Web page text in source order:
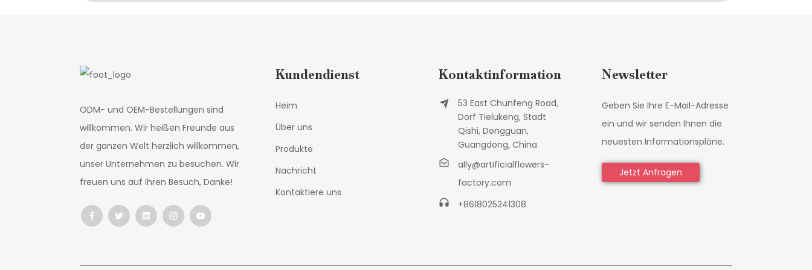
ODM- und OEM-Bestellungen sind
willkommen. Wir heißen Freunde aus
der ganzen Welt herzlich willkommen,
unser Unternehmen zu besuchen. Wir
freuen uns auf Ihren Besuch, Danke!
Kundendienst
Heim
Über uns
Produkte
Nachricht
Kontaktiere uns
Kontaktinformation
53 East Chunfeng Road,
Dorf Tielukeng, Stadt
Qishi, Dongguan,
Guangdong, China
ally@artificialflowers-
factory.com
+8618025241308
Newsletter
Geben Sie Ihre E-Mail-Adresse
ein und wir senden Ihnen die
neuesten Informationspläne.
Jetzt Anfragen